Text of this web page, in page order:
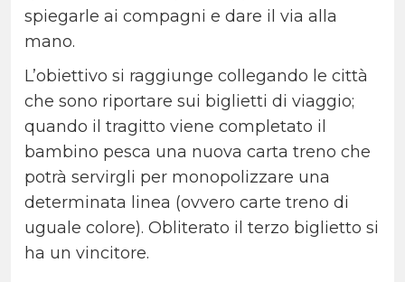
spiegarle ai compagni e dare il via alla
mano.
L’obiettivo si raggiunge collegando le città
che sono riportare sui biglietti di viaggio;
quando il tragitto viene completato il
bambino pesca una nuova carta treno che
potrà servirgli per monopolizzare una
determinata linea (ovvero carte treno di
uguale colore). Obliterato il terzo biglietto si
ha un vincitore.